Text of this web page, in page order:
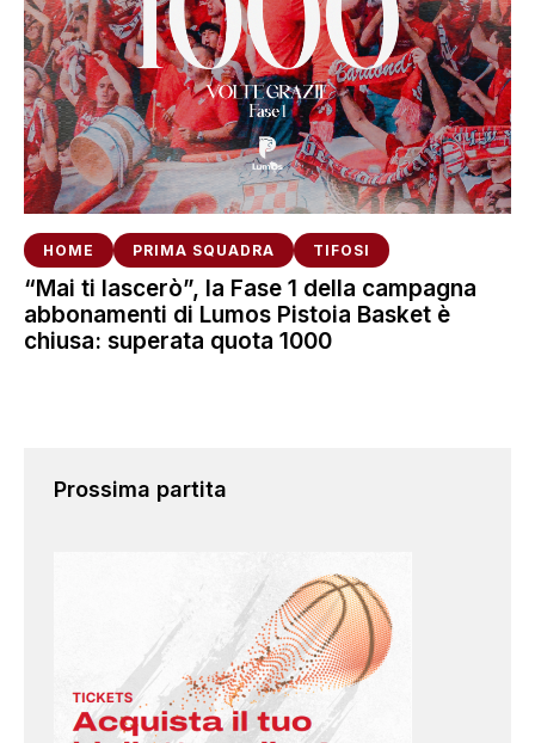
HOME PRIMA SQUADRA TIFOSI
“Mai ti lascerò”, la Fase 1 della campagna
abbonamenti di Lumos Pistoia Basket è
chiusa: superata quota 1000
Prossima partita